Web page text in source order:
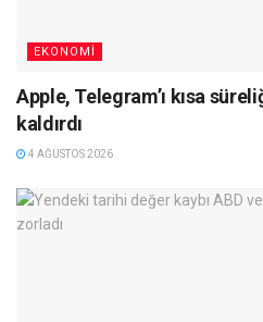
EKONOMI
Apple, Telegram’ı kısa
kaldırdı
4 AĞUSTOS 2026